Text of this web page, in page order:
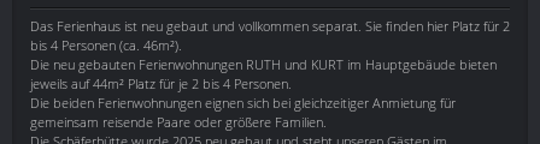
Das Ferienhaus ist neu gebaut und vollkommen separat. Sie finden hier Platz für 2
bis 4 Personen (ca. 46m²).
Die neu gebauten Ferienwohnungen RUTH und KURT im Hauptgebäude bieten
jeweils auf 44m² Platz für je 2 bis 4 Personen.
Die beiden Ferienwohnungen eignen sich bei gleichzeitiger Anmietung für
gemeinsam reisende Paare oder größere Familien.